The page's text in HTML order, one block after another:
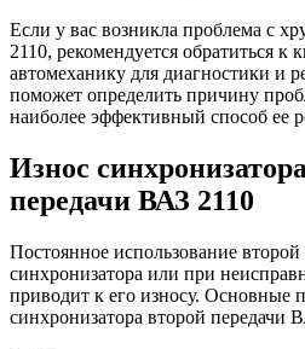
Если у вас возникла проблема с
2110, рекомендуется обратиться
автомеханику для диагностики и
поможет определить причину
наиболее эффективный способ ее
Износ
передачи ВАЗ 2110
Постоянное использование второй
синхронизатора или при
приводит к его износу. Основные
синхронизатора второй передачи